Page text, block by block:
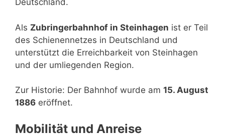
Deutschland.
Als Zubringerbahnhof in Steinhagen ist er Teil
des Schienennetzes in Deutschland und
unterstützt die Erreichbarkeit von Steinhagen
und der umliegenden Region.
Zur Historie: Der Bahnhof wurde am 15. August
1886 eröffnet.
Mobilität und Anreise